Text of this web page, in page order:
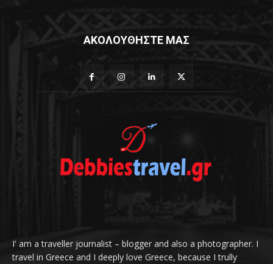
ΑΚΟΛΟΥΘΗΣΤΕ ΜΑΣ
I' am a traveller journalist – blogger and also a photographer. I
travel in Greece and I deeply love Greece, because I trully